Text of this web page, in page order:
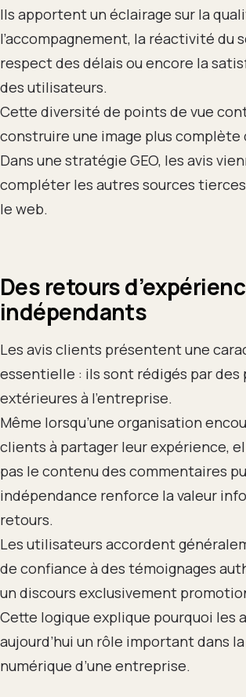
Ils apportent un éclairage sur la
l’accompagnement, la réactivité du
respect des délais ou encore la
des utilisateurs.
Cette diversité de points de vue
construire une image plus complète
Dans une stratégie GEO, les avis
compléter les autres sources
le web.
Des retours
indépendants
Les avis clients présentent une
essentielle : ils sont rédigés par des
extérieures à l’entreprise.
Même lorsqu’une organisation
clients à partager leur expérience,
pas le contenu des commentaires
indépendance renforce la valeur
retours.
Les utilisateurs accordent
de confiance à des témoignages
un discours exclusivement
Cette logique explique pourquoi les
aujourd’hui un rôle important dans
numérique d’une entreprise.